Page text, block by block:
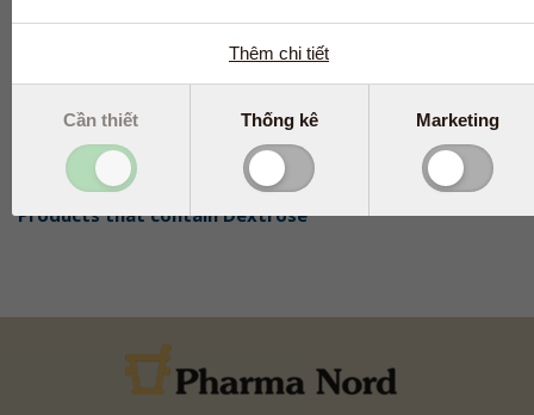
tweet
Products that containDextrose
Thêm chi tiết
Cần thiết Thống kê Marketing